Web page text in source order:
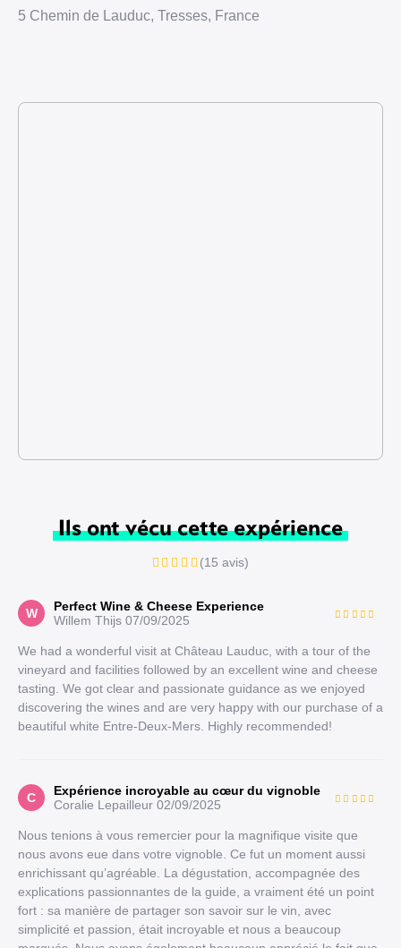
5 Chemin de Lauduc, Tresses, France
Ils ont vécu cette expérience
(15 avis)
W
Perfect Wine & Cheese Experience
Willem Thijs 07/09/2025
We had a wonderful visit at Château Lauduc, with a tour of the
vineyard and facilities followed by an excellent wine and cheese
tasting. We got clear and passionate guidance as we enjoyed
discovering the wines and are very happy with our purchase of a
beautiful white Entre-Deux-Mers. Highly recommended!
C
Expérience incroyable au cœur du vignoble
Coralie Lepailleur 02/09/2025
Nous tenions à vous remercier pour la magnifique visite que
nous avons eue dans votre vignoble. Ce fut un moment aussi
enrichissant qu’agréable. La dégustation, accompagnée des
explications passionnantes de la guide, a vraiment été un point
fort : sa manière de partager son savoir sur le vin, avec
simplicité et passion, était incroyable et nous a beaucoup